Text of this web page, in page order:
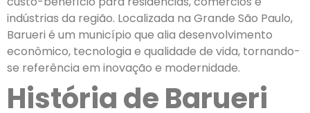
indústrias da região. Localizada na Grande São Paulo,
Barueri é um município que alia desenvolvimento
econômico, tecnologia e qualidade de vida, tornando-
se referência em inovação e modernidade.
História de Barueri